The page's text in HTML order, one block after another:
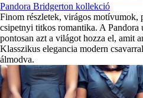
Pandora Bridgerton kollekció
Finom részletek, virágos motívumok,
csipetnyi titkos romantika. A
pontosan azt a világot hozza el, amit
Klasszikus elegancia modern
álmodva.